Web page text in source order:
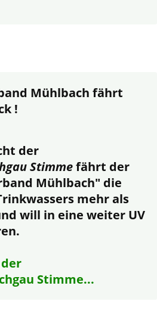
Mühlbach fährt
!
der
Stimmefährt der
Mühlbach" die
mehr als
will in eine weiter UV
Stimme...